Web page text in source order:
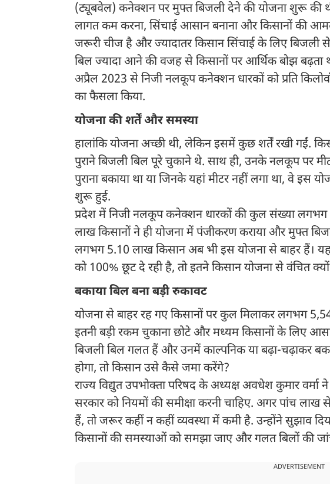
(ट्यूबवेल) कनेक्शन पर मुफ्त बिजली देने की योजना शुरू की
लागत कम करना, सिंचाई आसान बनाना और किसानों की
जरूरी चीज है और ज्यादातर किसान सिंचाई के लिए बिजली
बिल ज्यादा आने की वजह से किसानों पर आर्थिक बोझ बढ़ता
अप्रैल 2023 से निजी नलकूप कनेक्शन धारकों को प्रति
का फैसला किया.
योजना की शर्तें और समस्या
हालांकि योजना अच्छी थी, लेकिन इसमें कुछ शर्तें रखी गईं.
पुराने बिजली बिल पूरे चुकाने थे. साथ ही, उनके नलकूप पर
पुराना बकाया था या जिनके यहां मीटर नहीं लगा था, वे इस
शुरू हुई.
प्रदेश में निजी नलकूप कनेक्शन धारकों की कुल संख्या
लाख किसानों ने ही योजना में पंजीकरण कराया और मुफ्त
लगभग 5.10 लाख किसान अब भी इस योजना से बाहर हैं।
को 100% छूट दे रही है, तो इतने किसान योजना से वंचित
बकाया बिल बना बड़ी रुकावट
योजना से बाहर रह गए किसानों पर कुल मिलाकर लगभग
इतनी बड़ी रकम चुकाना छोटे और मध्यम किसानों के लिए
बिजली बिल गलत हैं और उनमें काल्पनिक या बढ़ा-चढ़ाकर
होगा, तो किसान उसे कैसे जमा करेंगे?
राज्य विद्युत उपभोक्ता परिषद के अध्यक्ष अवधेश कुमार वर्मा
सरकार को नियमों की समीक्षा करनी चाहिए. अगर पांच लाख
हैं, तो जरूर कहीं न कहीं व्यवस्था में कमी है. उन्होंने सुझाव
किसानों की समस्याओं को समझा जाए और गलत बिलों की
ADVERTISEMENT